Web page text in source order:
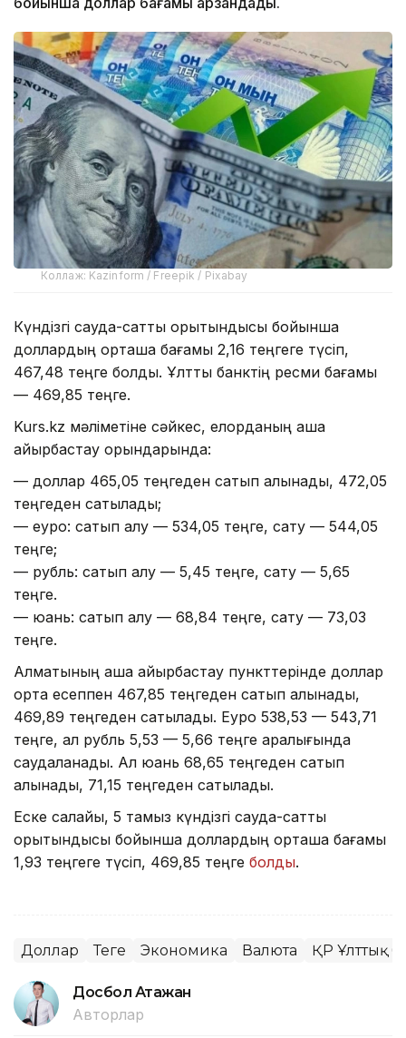
Коллаж: Kazinform / Freepik / Pixabay
Күндізгі сауда-саттық қорытындысы бойынша
доллардың орташа бағамы 2,16 теңгеге түсіп,
467,48 теңге болды. Ұлттық банктің ресми бағамы
— 469,85 теңге.
Kurs.kz мәліметіне сәйкес, елорданың ақша
айырбастау орындарында:
— доллар 465,05 теңгеден сатып алынады, 472,05
теңгеден сатылады;
— еуро: сатып алу — 534,05 теңге, сату — 544,05
теңге;
— рубль: сатып алу — 5,45 теңге, сату — 5,65
теңге.
— юань: сатып алу — 68,84 теңге, сату — 73,03
теңге.
Алматының ақша айырбастау пункттерінде доллар
орта есеппен 467,85 теңгеден сатып алынады,
469,89 теңгеден сатылады. Еуро 538,53 — 543,71
теңге, ал рубль 5,53 — 5,66 теңге аралығында
саудаланады. Ал юань 68,65 теңгеден сатып
алынады, 71,15 теңгеден сатылады.
Еске салайық, 5 тамыз күндізгі сауда-саттық
қорытындысы бойынша доллардың орташа бағамы
1,93 теңгеге түсіп, 469,85 теңге болды.
Доллар Теңге Экономика Валюта ҚР Ұлттық
Досбол Атажан
Авторлар